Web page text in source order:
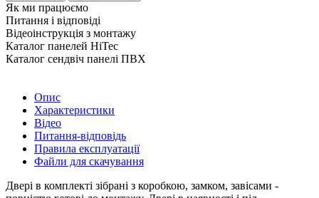
Як ми працюємо
Питання і відповіді
Відеоінструкція з монтажу
Каталог панелей HiTec
Каталог сендвіч панелі ПВХ
Опис
Характеристики
Відео
Питання-відповідь
Правила експлуатації
Файли для скачування
Двері в комплекті зібрані з коробкою, замком, завісами -